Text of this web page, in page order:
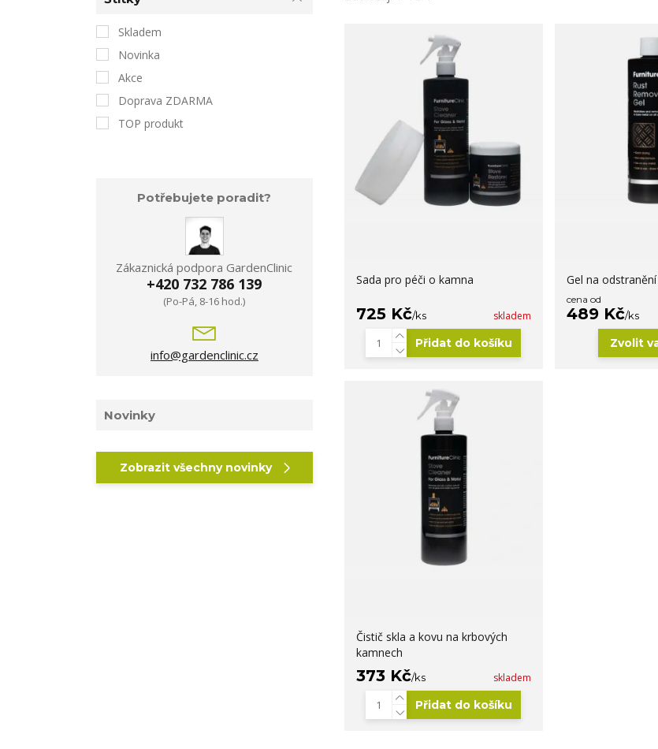
Sada pro péči o kamna
725 Kč/ks skladem
Přidat do košíku
Gel na
cena od
489 Kč/ks
Zvolit
Čistič skla a kovu na krbových
kamnech
373 Kč/ks skladem
Přidat do košíku
Skladem
Novinka
Akce
Doprava ZDARMA
TOP produkt
Potřebujete poradit?
Zákaznická podpora GardenClinic
+420 732 786 139
(Po-Pá, 8-16 hod.)
info@gardenclinic.cz
Novinky
Zobrazit všechny novinky